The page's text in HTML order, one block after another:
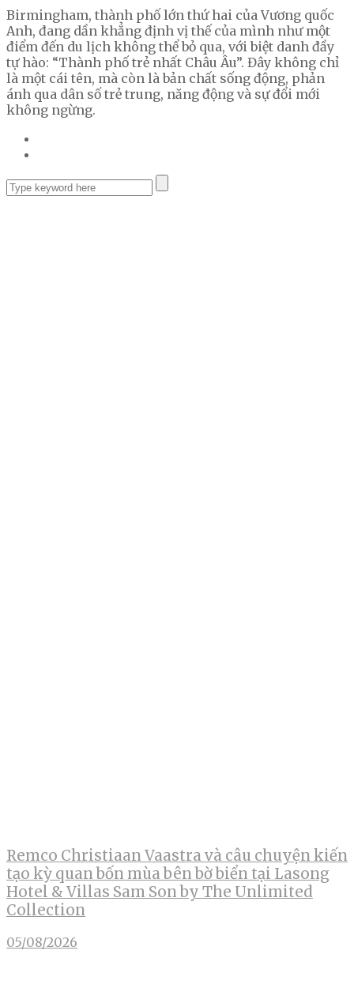
Birmingham, thành phố lớn thứ hai của Vương quốc
Anh, đang dần khẳng định vị thế của mình như một
điểm đến du lịch không thể bỏ qua, với biệt danh đầy
tự hào: “Thành phố trẻ nhất Châu Âu”. Đây không chỉ
là một cái tên, mà còn là bản chất sống động, phản
ánh qua dân số trẻ trung, năng động và sự đổi mới
không ngừng.
Remco Christiaan Vaastra và câu chuyện kiến
tạo kỳ quan bốn mùa bên bờ biển tại Lasong
Hotel & Villas Sam Son by The Unlimited
Collection
05/08/2026